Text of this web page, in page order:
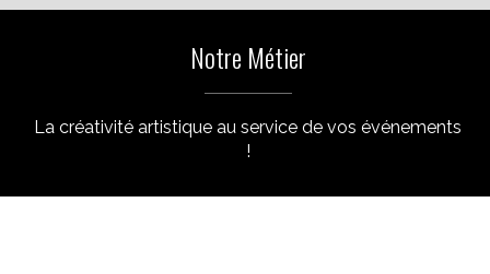
Notre Métier
La créativité artistique au service de vos événements
!